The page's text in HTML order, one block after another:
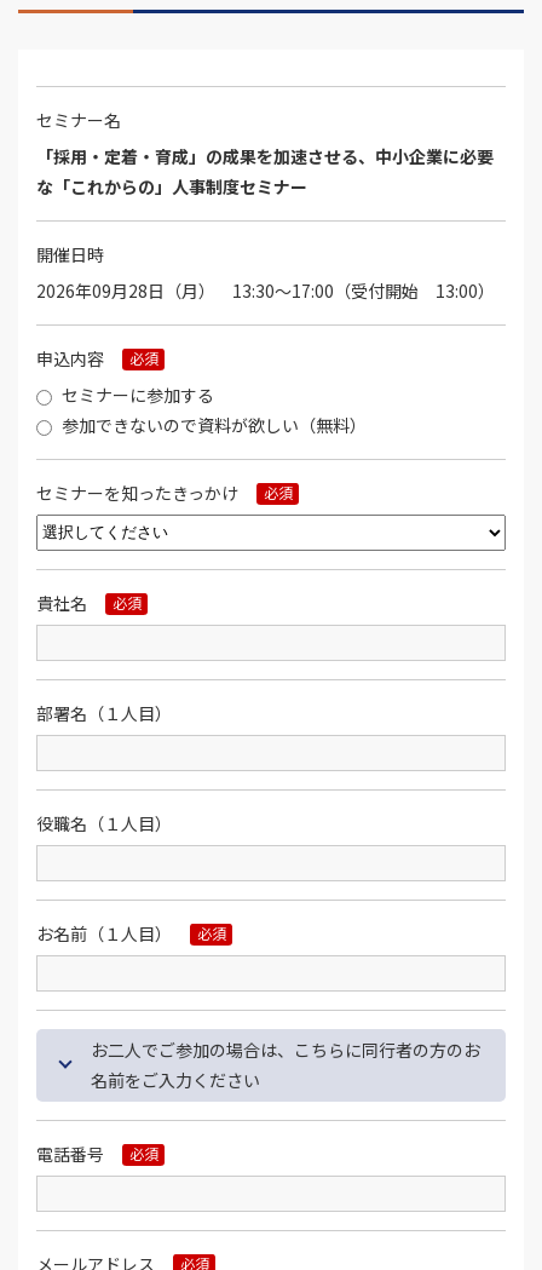
セミナー名
「採用・定着・育成」の成果を加速させる、中小企業に必要
な「これからの」人事制度セミナー
開催日時
2026年09月28日（月） 13:30～17:00（受付開始 13:00）
申込内容 必須
セミナーに参加する
参加できないので資料が欲しい（無料）
セミナーを知ったきっかけ 必須
貴社名 必須
部署名（１人目）
役職名（１人目）
お名前（１人目） 必須
お二人でご参加の場合は、こちらに同行者の方のお
名前をご入力ください
電話番号 必須
メールアドレス 必須